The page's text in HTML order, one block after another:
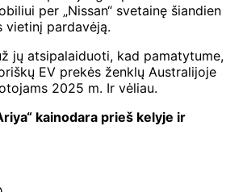
per „Nissan“ svetainę šiandien
vietinį pardavėją.
jų atsipalaiduoti, kad pamatytume,
EV prekės ženklų Australijoje
2025 m. Ir vėliau.
kainodara prieš kelyje ir